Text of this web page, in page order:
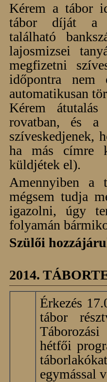
Kérem a tábor
tábor díját a
található
lajosmizsei
megfizetni
időpontra nem
automatikusan
Kérem
rovatban, és a
szíveskedjenek,
ha más címre
küldjétek el).
Amennyiben a
mégsem tudja
igazolni, úgy
folyamán
Szülői
2014.
Érkezés
tábor
hétfői
egymással